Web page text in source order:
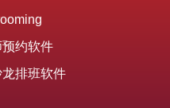
约软件
排班软件